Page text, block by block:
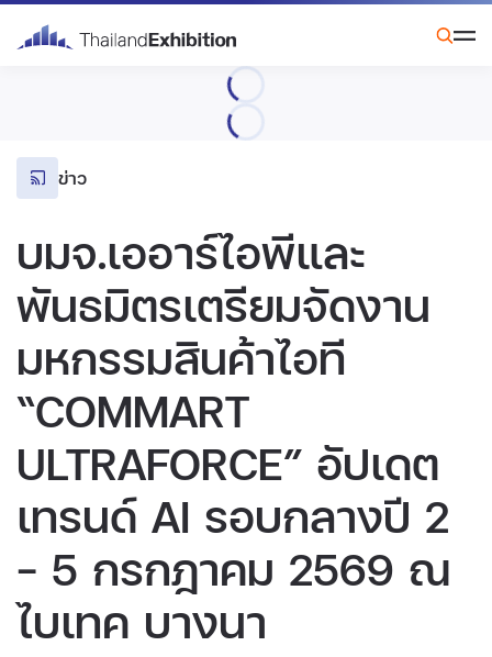
ข่าว
บมจ.เออาร์ไอพีและ
พันธมิตรเตรียมจัดงาน
มหกรรมสินค้าไอที
“COMMART
ULTRAFORCE” อัปเดต
เทรนด์ AI รอบกลางปี 2
- 5 กรกฎาคม 2569 ณ
ไบเทค บางนา